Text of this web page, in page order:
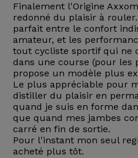
Finalement l'Origine
redonné du plaisir à
parfait entre le confort
amateur, et les
tout cycliste sportif qui ne
dans une course (pour les
propose un modèle plus
Le plus appréciable pour
distiller du plaisir en
quand je suis en forme
que quand mes jambes
carré en fin de sortie.
Pour l'instant mon seul
acheté plus tôt.